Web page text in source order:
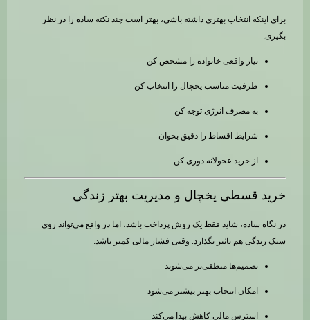
برای اینکه انتخاب بهتری داشته باشی، بهتر است چند نکته ساده را در نظر
بگیری:
نیاز واقعی خانواده را مشخص کن
ظرفیت مناسب یخچال را انتخاب کن
به مصرف انرژی توجه کن
شرایط اقساط را دقیق بخوان
از خرید عجولانه دوری کن
خرید قسطی یخچال و مدیریت بهتر زندگی
در نگاه ساده، شاید فقط یک روش پرداخت باشد، اما در واقع می‌تواند روی
سبک زندگی هم تاثیر بگذارد. وقتی فشار مالی کمتر باشد:
تصمیم‌ها منطقی‌تر می‌شوند
امکان انتخاب بهتر بیشتر می‌شود
استرس مالی کاهش پیدا می‌کند